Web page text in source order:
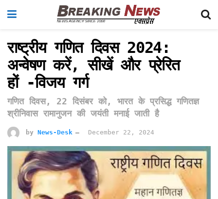
राष्ट्रीय गणित दिवस 2024:
अन्वेषण करें, सीखें और प्रेरित
हों -विजय गर्ग
गणित दिवस, 22 दिसंबर को, भारत के प्रसिद्ध गणितज्ञ
श्रीनिवास रामानुजन की जयंती मनाई जाती है
by News-Desk December 22, 2024